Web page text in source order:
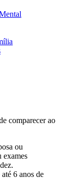
comparecer ao
ou
exames
6 anos de